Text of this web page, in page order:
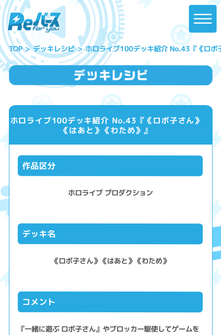
TOP デッキレシピ ホロライブ100デッキ紹介 No.43『《ロボ
ホロライブ100デッキ紹介 No.43『《ロボ子さん》
《はあと》《わため》』
作品区分
ホロライブ プロダクション
デッキ名
《ロボ子さん》《はあと》《わため》
コメント
『一緒に遊ぶ ロボ子さん』やブロッカー駆使してゲームを